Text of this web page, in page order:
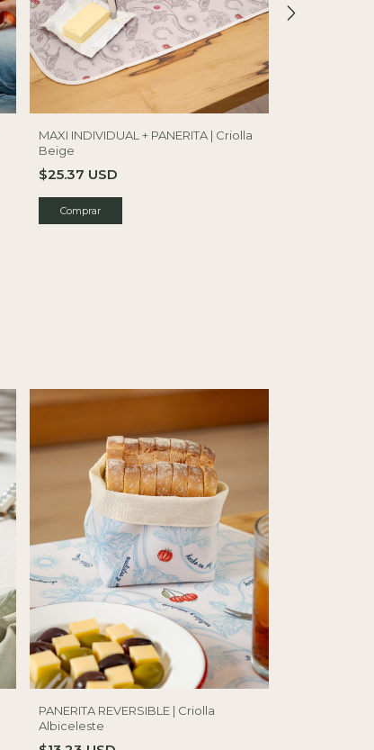
MAXI INDIVIDUAL + PANERITA | Criolla
Beige
$25.37 USD
PANERITA REVERSIBLE | Criolla
Albiceleste